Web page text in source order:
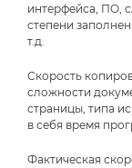
интерфейса, ПО,
степени
т.д.
Скорость
сложности
страницы, типа
в себя время
Фактическая